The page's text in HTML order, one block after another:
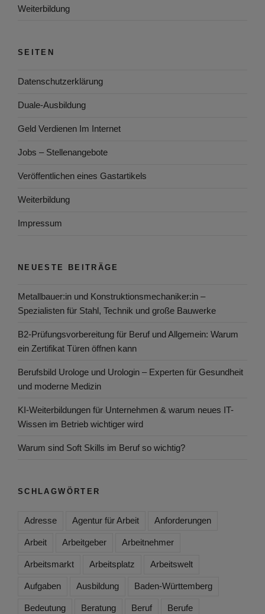
Weiterbildung
SEITEN
Datenschutzerklärung
Duale-Ausbildung
Geld Verdienen Im Internet
Jobs – Stellenangebote
Veröffentlichen eines Gastartikels
Weiterbildung
Impressum
NEUESTE BEITRÄGE
Metallbauer:in und Konstruktionsmechaniker:in –
Spezialisten für Stahl, Technik und große Bauwerke
B2-Prüfungsvorbereitung für Beruf und Allgemein: Warum
ein Zertifikat Türen öffnen kann
Berufsbild Urologe und Urologin – Experten für Gesundheit
und moderne Medizin
KI-Weiterbildungen für Unternehmen & warum neues IT-
Wissen im Betrieb wichtiger wird
Warum sind Soft Skills im Beruf so wichtig?
SCHLAGWÖRTER
Adresse Agentur für Arbeit Anforderungen
Arbeit Arbeitgeber Arbeitnehmer
Arbeitsmarkt Arbeitsplatz Arbeitswelt
Aufgaben Ausbildung Baden-Württemberg
Bedeutung Beratung Beruf Berufe